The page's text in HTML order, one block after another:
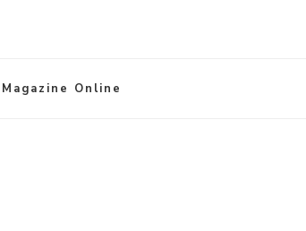
Magazine Online